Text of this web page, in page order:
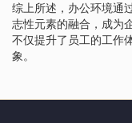
综上所述，办公环境通
志性元素的融合，成为
不仅提升了员工的工作
象。